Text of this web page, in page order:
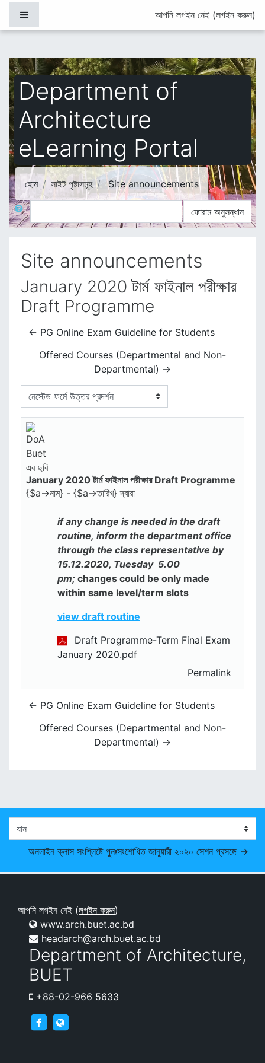
আপনি লগইন নেই (লগইন করুন)
Department of
Architecture
eLearning Portal
হোম সাইট পৃষ্টাসমূহ
Site announcements
অনুসন্ধান
ফোরাম অনুসন্ধান
Site announcements
January 2020 টার্ম ফাইনাল পরীক্ষার
Draft Programme
← PG Online Exam Guideline for Students
Offered Courses (Departmental and Non-
Departmental) →
প্রদর্শন মোড
January 2020 টার্ম ফাইনাল পরীক্ষার Draft Programme
{$a->নাম} - {$a->তারিখ} দ্বারা
Number of replies: 0
if any change is needed in the draft
routine, inform the department office
through the class representative by
15.12.2020, Tuesday 5.00
pm; changes could be only made
within same level/term slots
view draft routine
Draft Programme-Term Final Exam
January 2020.pdf
Permalink
← PG Online Exam Guideline for Students
Offered Courses (Departmental and Non-
Departmental) →
অনলাইন ক্লাস সংশ্লিষ্টে পুনঃসংশোধিত জানুয়ারী ২০২০ সেশন প্রসঙ্গে →
আপনি লগইন নেই (লগইন করুন)
www.arch.buet.ac.bd
headarch@arch.buet.ac.bd
Department of Architecture,
BUET
+88-02-966 5633
archnews